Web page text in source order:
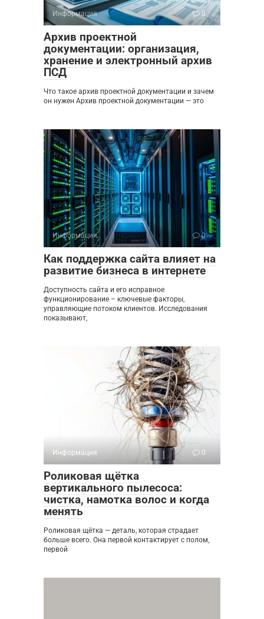
Информация 0
Архив проектной
документации: организация,
хранение и электронный архив
ПСД
Что такое архив проектной документации и зачем
он нужен Архив проектной документации — это
Информация 0
Как поддержка сайта влияет на
развитие бизнеса в интернете
Доступность сайта и его исправное
функционирование – ключевые факторы,
управляющие потоком клиентов. Исследования
показывают,
Информация 0
Роликовая щётка
вертикального пылесоса:
чистка, намотка волос и когда
менять
Роликовая щётка — деталь, которая страдает
больше всего. Она первой контактирует с полом,
первой